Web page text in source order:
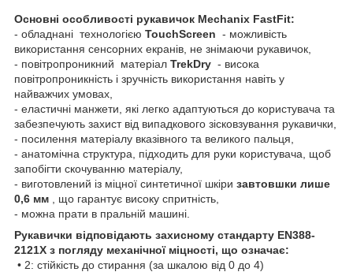
Основні особливості рукавичок Mechanix FastFit:
- обладнані технологією TouchScreen - можливість
використання сенсорних екранів, не знімаючи рукавичок,
- повітропроникний матеріал TrekDry - висока
повітропроникність і зручність використання навіть у
найважчих умовах,
- еластичні манжети, які легко адаптуються до користувача та
забезпечують захист від випадкового зісковзування рукавички,
- посилення матеріалу вказівного та великого пальця,
- анатомічна структура, підходить для руки користувача, щоб
запобігти скочуванню матеріалу,
- виготовлений із міцної синтетичної шкіри завтовшки лише
0,6 мм
, що гарантує високу спритність,
- можна прати в пральній машині.
Рукавички відповідають захисному стандарту EN388-
2121X з погляду механічної міцності, що означає:
• 2: стійкість до стирання (за шкалою від 0 до 4)